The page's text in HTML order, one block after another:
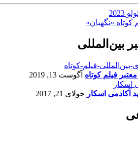
کوتاه «نگهبان»
بین‌المللی
فیلم کوتاه آگوست 13, 2019
آکادمی اسکار جولای 21, 2017